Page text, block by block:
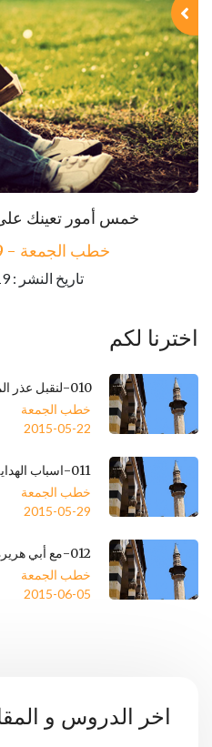
142-خمس أمور تعينك
خطب الجمعة - 2019-06-14
تاريخ النشر : 2019-09-04
143-مكارم
خطب الجمعة - 2019-06-21
تاريخ النشر : 2019-09-04
اخترنا لكم
010-لنقبل عذر المعتذر
خطب الجمعة
2015-05-22
011-اسباب الهدايه
خطب الجمعة
2015-05-29
012-مع أبي هريره رضي الله عنه
خطب الجمعة
2015-06-05
اخر الدروس و